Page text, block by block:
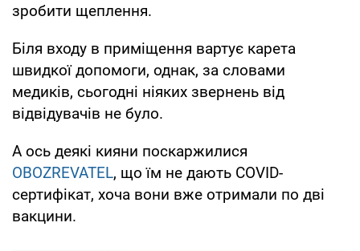
зробити щеплення.
Біля входу в приміщення вартує карета
швидкої допомоги, однак, за словами
медиків, сьогодні ніяких звернень від
відвідувачів не було.
А ось деякі кияни поскаржилися
OBOZREVATEL, що їм не дають СOVID-
сертифікат, хоча вони вже отримали по дві
вакцини.